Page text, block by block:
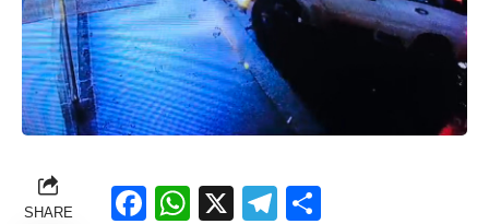
SHARE Facebook
WhatsApp
X Telegram